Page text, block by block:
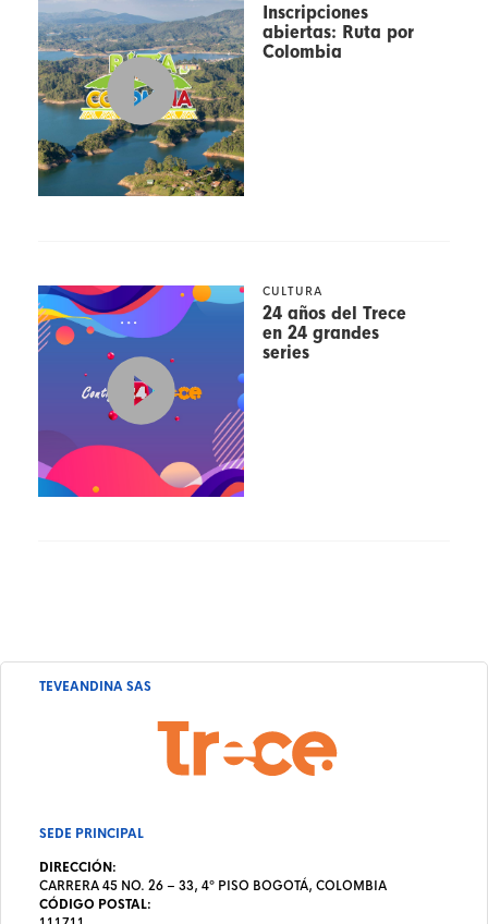
Inscripciones
abiertas: Ruta por
Colombia
CULTURA
24 años del Trece
en 24 grandes
series
TEVEANDINA SAS
SEDE PRINCIPAL
DIRECCIÓN:
CARRERA 45 NO. 26 – 33, 4º PISO BOGOTÁ, COLOMBIA
CÓDIGO POSTAL: